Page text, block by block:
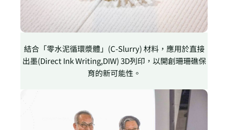
結合「零水泥循環漿體」(C-Slurry) 材料，應用於直接
出墨(Direct Ink Writing,DIW) 3D列印，以開創珊珊礁保
育的新可能性。